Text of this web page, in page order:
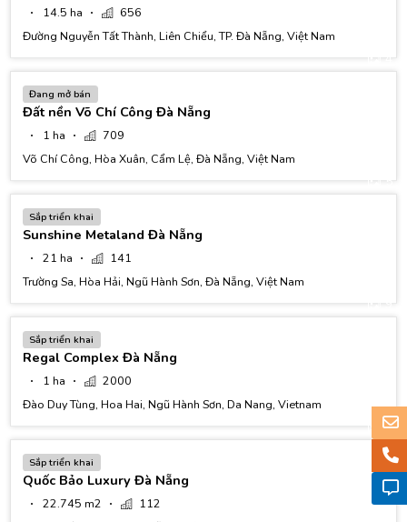
14.5 ha
656
Đường Nguyễn Tất Thành, Liên Chiểu, TP. Đà Nẵng, Việt Nam
Đang mở bán
Đất nền Võ Chí Công Đà Nẵng
1 ha
709
Võ Chí Công, Hòa Xuân, Cẩm Lệ, Đà Nẵng, Việt Nam
Sắp triển khai
Sunshine Metaland Đà Nẵng
21 ha
141
Trường Sa, Hòa Hải, Ngũ Hành Sơn, Đà Nẵng, Việt Nam
Sắp triển khai
Regal Complex Đà Nẵng
1 ha
2000
Đào Duy Tùng, Hoa Hai, Ngũ Hành Sơn, Da Nang, Vietnam
4
Sắp triển khai
Quốc Bảo Luxury Đà Nẵng
22.745 m2
112